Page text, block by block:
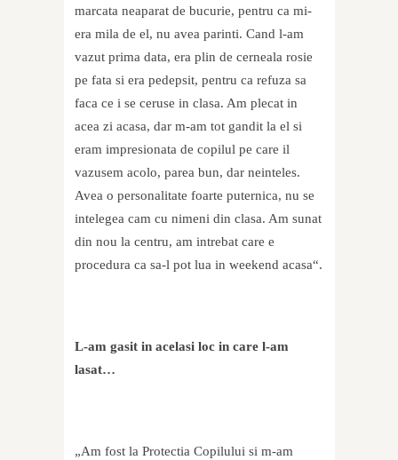
marcata neaparat de bucurie, pentru ca mi-
era mila de el, nu avea parinti. Cand l-am
vazut prima data, era plin de cerneala rosie
pe fata si era pedepsit, pentru ca refuza sa
faca ce i se ceruse in clasa. Am plecat in
acea zi acasa, dar m-am tot gandit la el si
eram impresionata de copilul pe care il
vazusem acolo, parea bun, dar neinteles.
Avea o personalitate foarte puternica, nu se
intelegea cam cu nimeni din clasa. Am sunat
din nou la centru, am intrebat care e
procedura ca sa-l pot lua in weekend acasa“.
L-am gasit in acelasi loc in care l-am
lasat…
„Am fost la Protectia Copilului si m-am